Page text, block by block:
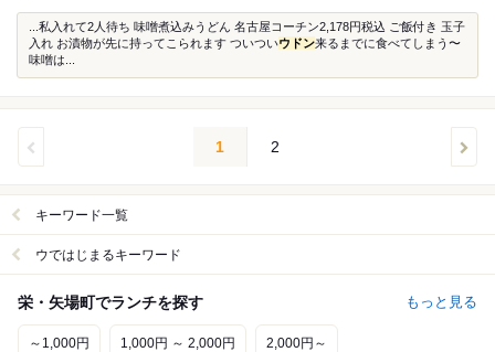
...私入れて2人待ち 味噌煮込みうどん 名古屋コーチン2,178円税込 ご飯付き 玉子
入れ お漬物が先に持ってこられます ついついウドン来るまでに食べてしまう〜
味噌は...
1 2
キーワード一覧
ウではじまるキーワード
栄・矢場町でランチを探す もっと見る
～1,000円 1,000円 ～ 2,000円 2,000円～